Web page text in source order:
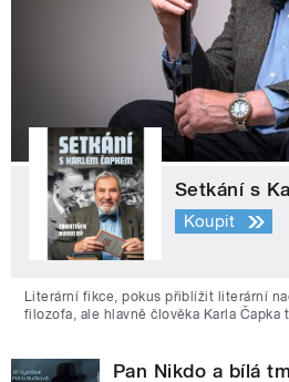
Setkání s
Koupit
Literární fikce, pokus přiblížit literární
filozofa, ale hlavně člověka Karla Čapka
Pan Nikdo a bílá